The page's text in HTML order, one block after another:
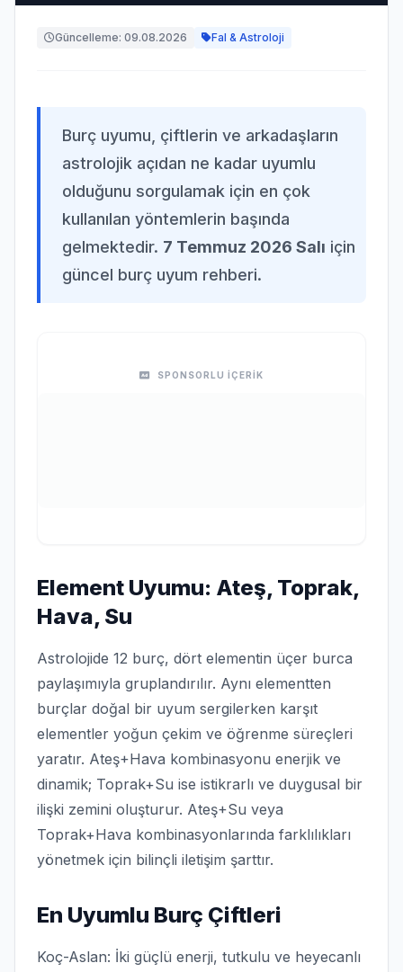
Güncelleme: 09.08.2026 Fal & Astroloji
Burç uyumu, çiftlerin ve arkadaşların
astrolojik açıdan ne kadar uyumlu
olduğunu sorgulamak için en çok
kullanılan yöntemlerin başında
gelmektedir. 7 Temmuz 2026 Salı için
güncel burç uyum rehberi.
SPONSORLU İÇERİK
Element Uyumu: Ateş, Toprak,
Hava, Su
Astrolojide 12 burç, dört elementin üçer burca
paylaşımıyla gruplandırılır. Aynı elementten
burçlar doğal bir uyum sergilerken karşıt
elementler yoğun çekim ve öğrenme süreçleri
yaratır. Ateş+Hava kombinasyonu enerjik ve
dinamik; Toprak+Su ise istikrarlı ve duygusal bir
ilişki zemini oluşturur. Ateş+Su veya
Toprak+Hava kombinasyonlarında farklılıkları
yönetmek için bilinçli iletişim şarttır.
En Uyumlu Burç Çiftleri
Koç-Aslan: İki güçlü enerji, tutkulu ve heyecanlı